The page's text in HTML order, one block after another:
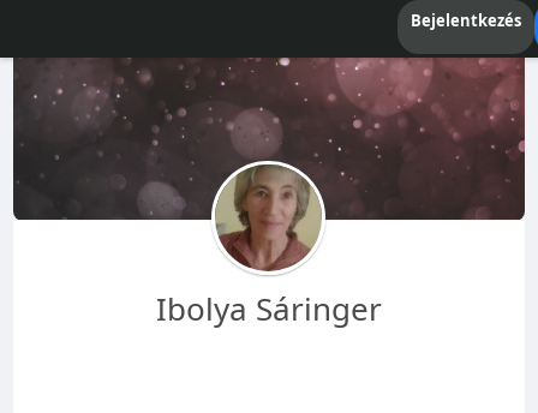
Bejelentkezés
Ibolya Sáringer